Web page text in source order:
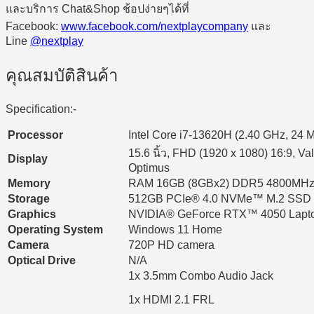
และบริการ Chat&Shop ช้อปง่ายๆได้ที่
Facebook: www.facebook.com/nextplaycompany และ
Line @nextplay
คุณสมบัติสินค้า
Specification:-
Processor
Intel Core i7-13620H (2.40 GHz, 24
Display
15.6 นิ้ว, FHD (1920 x 1080) 16:9,
Optimus
Memory
RAM 16GB (8GBx2) DDR5 4800MHz
Storage
512GB PCIe® 4.0 NVMe™ M.2 SSD
Graphics
NVIDIA® GeForce RTX™ 4050
Operating System
Windows 11 Home
Camera
720P HD camera
Optical Drive
N/A
1x 3.5mm Combo Audio Jack
1x HDMI 2.1 FRL